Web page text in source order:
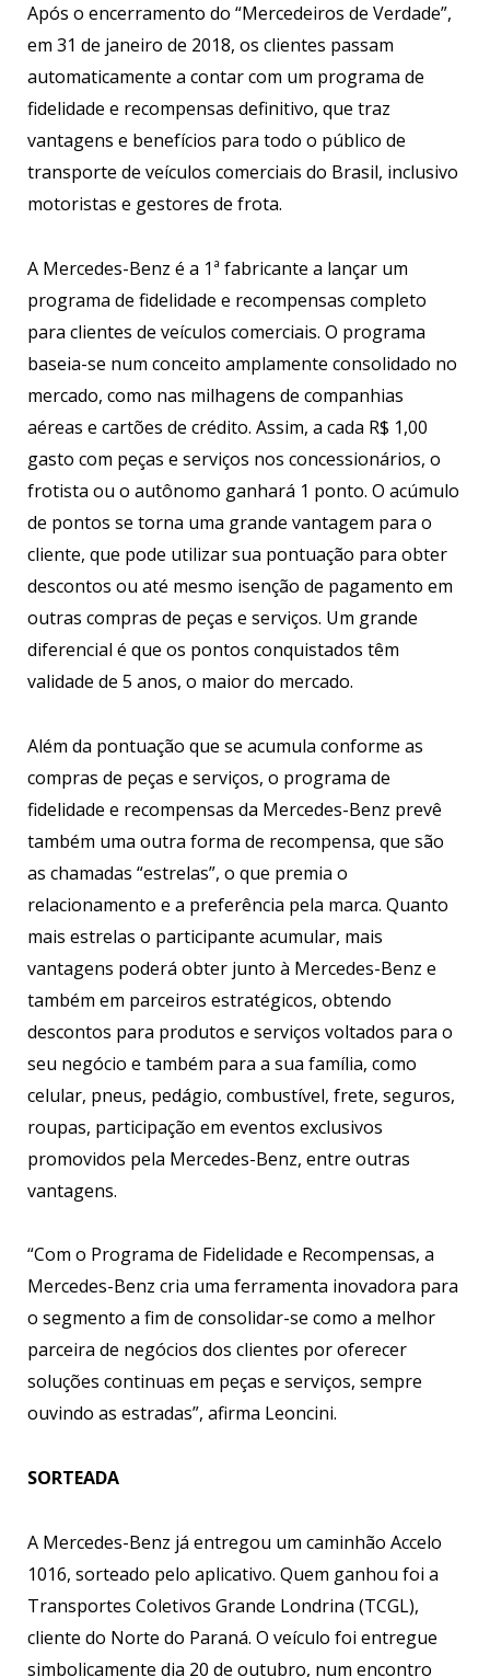
Após o encerramento do “Mercedeiros de Verdade”,
em 31 de janeiro de 2018, os clientes passam
automaticamente a contar com um programa de
fidelidade e recompensas definitivo, que traz
vantagens e benefícios para todo o público de
transporte de veículos comerciais do Brasil, inclusivo
motoristas e gestores de frota.
A Mercedes-Benz é a 1ª fabricante a lançar um
programa de fidelidade e recompensas completo
para clientes de veículos comerciais. O programa
baseia-se num conceito amplamente consolidado no
mercado, como nas milhagens de companhias
aéreas e cartões de crédito. Assim, a cada R$ 1,00
gasto com peças e serviços nos concessionários, o
frotista ou o autônomo ganhará 1 ponto. O acúmulo
de pontos se torna uma grande vantagem para o
cliente, que pode utilizar sua pontuação para obter
descontos ou até mesmo isenção de pagamento em
outras compras de peças e serviços. Um grande
diferencial é que os pontos conquistados têm
validade de 5 anos, o maior do mercado.
Além da pontuação que se acumula conforme as
compras de peças e serviços, o programa de
fidelidade e recompensas da Mercedes-Benz prevê
também uma outra forma de recompensa, que são
as chamadas “estrelas”, o que premia o
relacionamento e a preferência pela marca. Quanto
mais estrelas o participante acumular, mais
vantagens poderá obter junto à Mercedes-Benz e
também em parceiros estratégicos, obtendo
descontos para produtos e serviços voltados para o
seu negócio e também para a sua família, como
celular, pneus, pedágio, combustível, frete, seguros,
roupas, participação em eventos exclusivos
promovidos pela Mercedes-Benz, entre outras
vantagens.
“Com o Programa de Fidelidade e Recompensas, a
Mercedes-Benz cria uma ferramenta inovadora para
o segmento a fim de consolidar-se como a melhor
parceira de negócios dos clientes por oferecer
soluções continuas em peças e serviços, sempre
ouvindo as estradas”, afirma Leoncini.
SORTEADA
A Mercedes-Benz já entregou um caminhão Accelo
1016, sorteado pelo aplicativo. Quem ganhou foi a
Transportes Coletivos Grande Londrina (TCGL),
cliente do Norte do Paraná. O veículo foi entregue
simbolicamente dia 20 de outubro, num encontro